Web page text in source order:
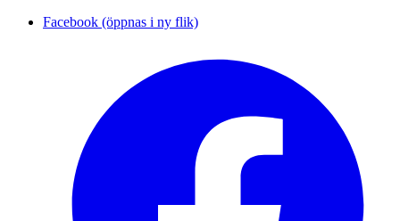
Facebook (öppnas i ny flik)